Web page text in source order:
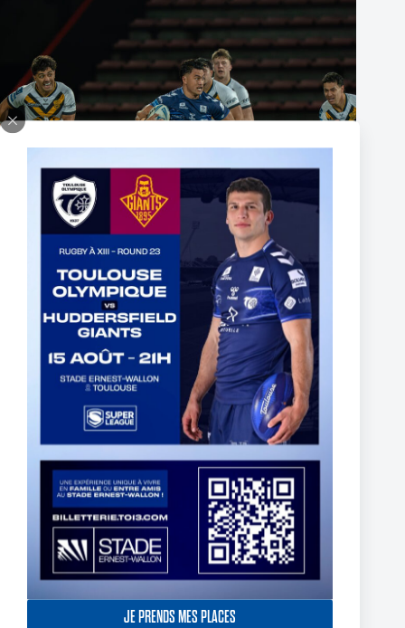
JE PRENDS MES PLACES
The End of Reubenn Rennie’s Olympian Journey
6 août 2026